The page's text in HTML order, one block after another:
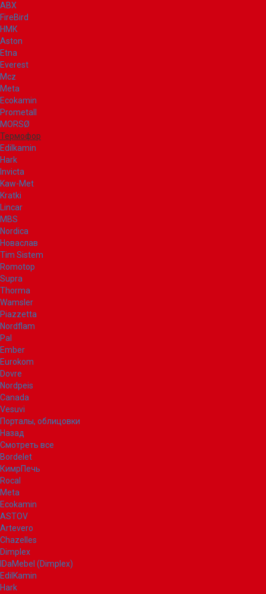
ABX
FireBird
НМК
Aston
Etna
Everest
Mcz
Meta
Ecokamin
Prometall
MORSØ
Термофор
Edilkamin
Hark
Invicta
Kaw-Met
Kratki
Lincar
MBS
Nordica
Новаслав
Tim Sistem
Romotop
Supra
Thorma
Wamsler
Piazzetta
Nordflam
Pal
Ember
Eurokom
Dovre
Nordpeis
Canada
Vesuvi
Порталы, облицовки
Назад
Смотреть все
Bordelet
КимрПечь
Rocal
Meta
Ecokamin
ASTOV
Artevero
Chazelles
Dimplex
IDaMebel (Dimplex)
EdilKamin
Hark